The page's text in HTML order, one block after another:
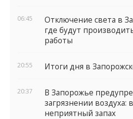
06:45
Отключение света в
где будут
работы
20:55 Итоги дня в
20:37
В Запорожье
загрязнении воздуха:
неприятный запах